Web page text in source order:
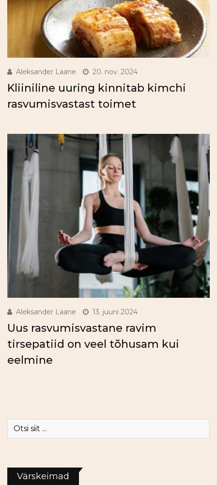
Aleksander Laane 20. nov. 2024
Kliiniline uuring kinnitab kimchi
rasvumisvastast toimet
Aleksander Laane 13. juuni 2024
Uus rasvumisvastane ravim
tirsepatiid on veel tõhusam kui
eelmine
Värskeimad